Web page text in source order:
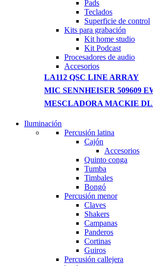
Pads
Teclados
Superficie de control
Kits para grabación
Kit home studio
Kit Podcast
Procesadores de audio
Accesorios
LA112 QSC LINE ARRAY
MIC SENNHEISER 509609
MESCLADORA MACKIE
T50F 9KG/1200 SPIN
Shop Now
Iluminación
Percusión latina
Cajón
Accesorios
Quinto conga
Tumba
Timbales
Bongó
Percusión menor
Claves
Shakers
Campanas
Panderos
Cortinas
Guiros
Percusión callejera